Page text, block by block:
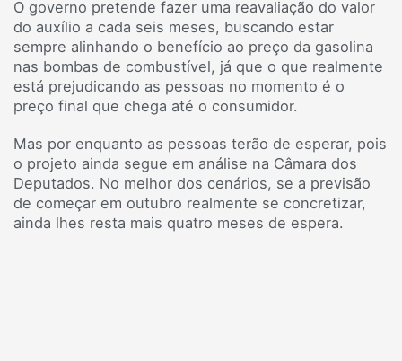
O governo pretende fazer uma reavaliação do valor
do auxílio a cada seis meses, buscando estar
sempre alinhando o benefício ao preço da gasolina
nas bombas de combustível, já que o que realmente
está prejudicando as pessoas no momento é o
preço final que chega até o consumidor.
Mas por enquanto as pessoas terão de esperar, pois
o projeto ainda segue em análise na Câmara dos
Deputados. No melhor dos cenários, se a previsão
de começar em outubro realmente se concretizar,
ainda lhes resta mais quatro meses de espera.